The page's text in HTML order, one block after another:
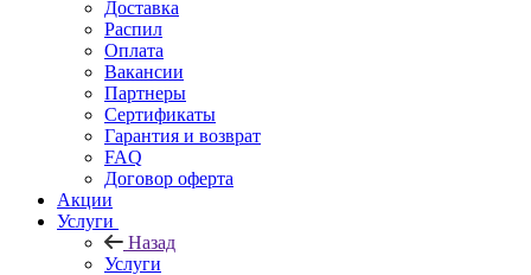
Доставка
Распил
Оплата
Вакансии
Партнеры
Сертификаты
Гарантия и возврат
FAQ
Договор оферта
Акции
Услуги
Назад
Услуги